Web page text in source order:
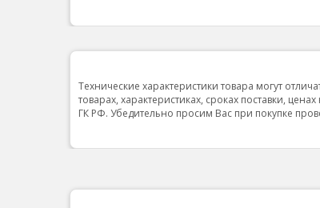
Технические характеристики товара могут
товарах, характеристиках, сроках поставки,
ГК РФ. Убедительно просим Вас при покупке